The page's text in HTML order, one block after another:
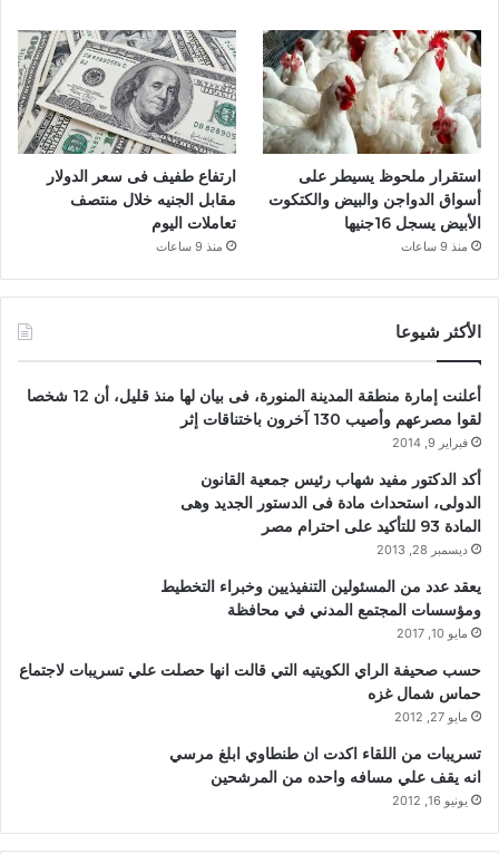
استقرار ملحوظ يسيطر على
أسواق الدواجن والبيض والكتكوت
الأبيض يسجل 16جنيها
منذ 9 ساعات
ارتفاع طفيف فى سعر الدولار
مقابل الجنيه خلال منتصف
تعاملات اليوم
منذ 9 ساعات
الأكثر شيوعا
أعلنت إمارة منطقة المدينة المنورة، فى بيان لها منذ قليل، أن 12 شخصا
لقوا مصرعهم وأصيب 130 آخرون باختناقات إثر
فبراير 9, 2014
أكد الدكتور مفيد شهاب رئيس جمعية القانون
الدولى، استحداث مادة فى الدستور الجديد وهى
المادة 93 للتأكيد على احترام مصر
ديسمبر 28, 2013
يعقد عدد من المسئولين التنفيذيين وخبراء التخطيط
ومؤسسات المجتمع المدني في محافظة
مايو 10, 2017
حسب صحيفة الراي الكويتيه التي قالت انها حصلت علي تسريبات لاجتماع
حماس شمال غزه
مايو 27, 2012
تسريبات من اللقاء اكدت ان طنطاوي ابلغ مرسي
انه يقف علي مسافه واحده من المرشحين
يونيو 16, 2012